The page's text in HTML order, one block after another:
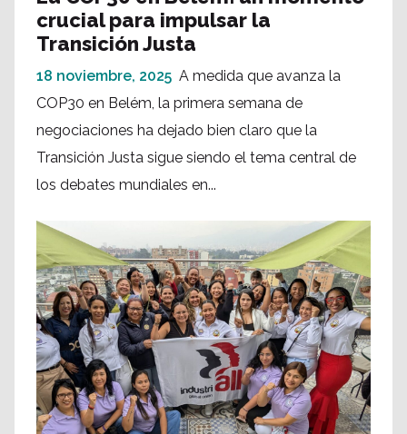
crucial para impulsar la
Transición Justa
18 noviembre, 2025 A medida que avanza la
COP30 en Belém, la primera semana de
negociaciones ha dejado bien claro que la
Transición Justa sigue siendo el tema central de
los debates mundiales en...